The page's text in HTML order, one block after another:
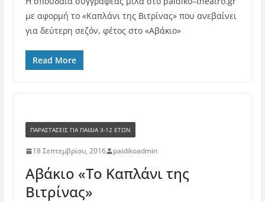
με αφορμή το «Καπλάνι της Βιτρίνας» που ανεβαίνει
για δεύτερη σεζόν, φέτος στο «Αβάκιο»
Read More
ΠΑΡΑΣΤΆΣΕΙΣ ΓΙΑ ΠΑΙΔΙΆ 3-12 ΕΤΏΝ
18 Σεπτεμβρίου, 2016 paidikoadmin
Αβάκιο «Το Καπλάνι της
Bιτρίνας»